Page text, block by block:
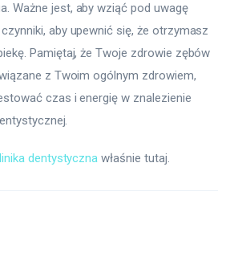
Ważne jest, aby wziąć pod uwagę
aby upewnić się, że otrzymasz
Pamiętaj, że Twoje zdrowie zębów
z Twoim ogólnym zdrowiem,
czas i energię w znalezienie
dentystyczna właśnie tutaj.